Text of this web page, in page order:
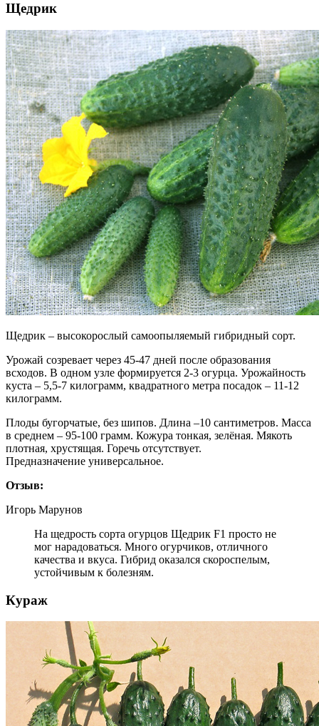
Щедрик
Щедрик – высокорослый самоопыляемый гибридный сорт.
Урожай созревает через 45-47 дней после образования
всходов. В одном узле формируется 2-3 огурца. Урожайность
куста – 5,5-7 килограмм, квадратного метра посадок – 11-12
килограмм.
Плоды бугорчатые, без шипов. Длина –10 сантиметров. Масса
в среднем – 95-100 грамм. Кожура тонкая, зелёная. Мякоть
плотная, хрустящая. Горечь отсутствует.
Предназначение универсальное.
Отзыв:
Игорь Марунов
На щедрость сорта огурцов Щедрик F1 просто не
мог нарадоваться. Много огурчиков, отличного
качества и вкуса. Гибрид оказался скороспелым,
устойчивым к болезням.
Кураж